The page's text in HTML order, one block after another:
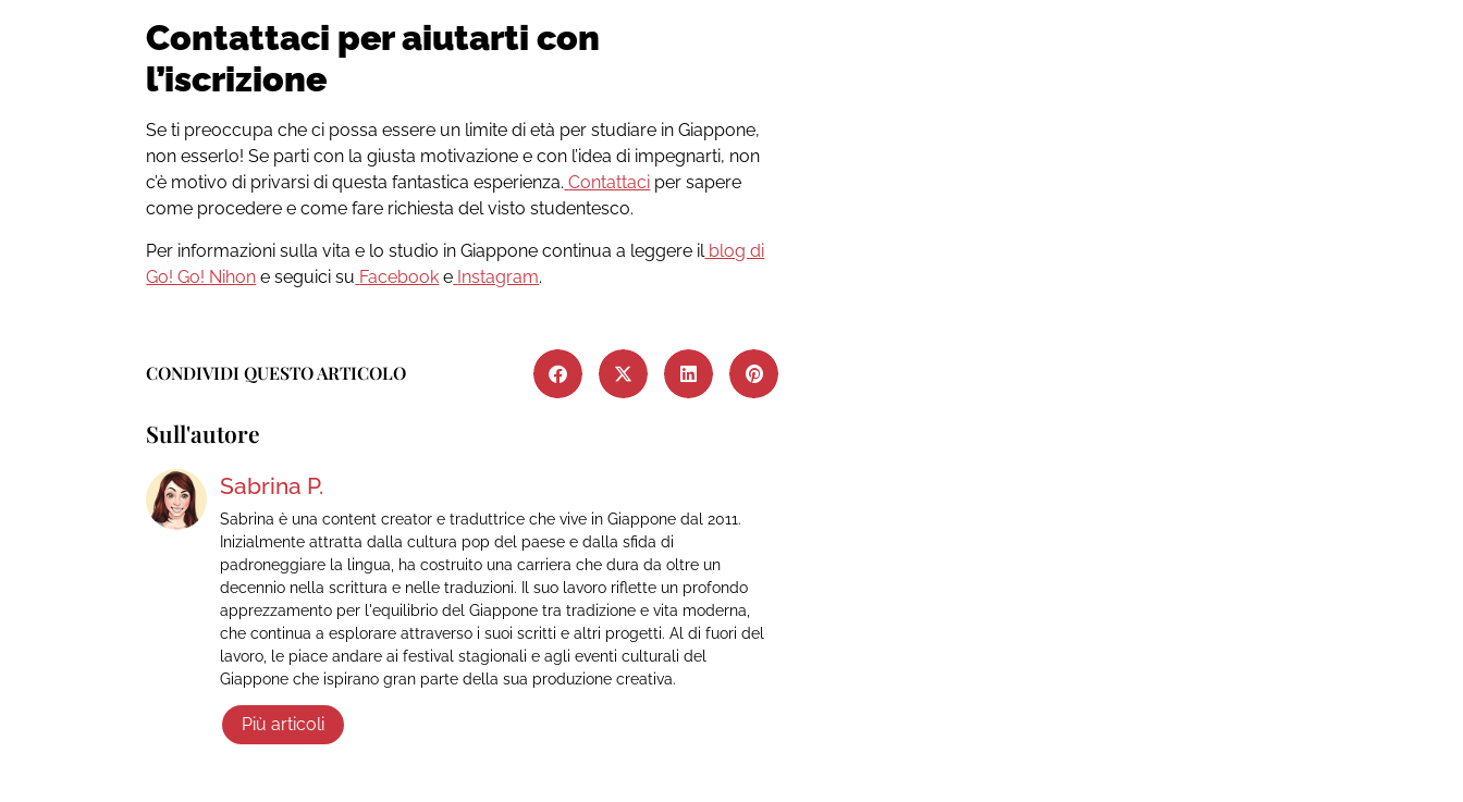
Contattaci per aiutarti con
l’iscrizione
Se ti preoccupa che ci possa essere un limite di età per studiare in Giappone,
non esserlo! Se parti con la giusta motivazione e con l’idea di impegnarti, non
c’è motivo di privarsi di questa fantastica esperienza. Contattaci per sapere
come procedere e come fare richiesta del visto studentesco.
Per informazioni sulla vita e lo studio in Giappone continua a leggere il blog di
Go! Go! Nihon e seguici su Facebook e Instagram.
CONDIVIDI QUESTO ARTICOLO
Sull'autore
Sabrina P.
Sabrina è una content creator e traduttrice che vive in Giappone dal 2011.
Inizialmente attratta dalla cultura pop del paese e dalla sfida di
padroneggiare la lingua, ha costruito una carriera che dura da oltre un
decennio nella scrittura e nelle traduzioni. Il suo lavoro riflette un profondo
apprezzamento per l'equilibrio del Giappone tra tradizione e vita moderna,
che continua a esplorare attraverso i suoi scritti e altri progetti. Al di fuori del
lavoro, le piace andare ai festival stagionali e agli eventi culturali del
Giappone che ispirano gran parte della sua produzione creativa.
Più articoli